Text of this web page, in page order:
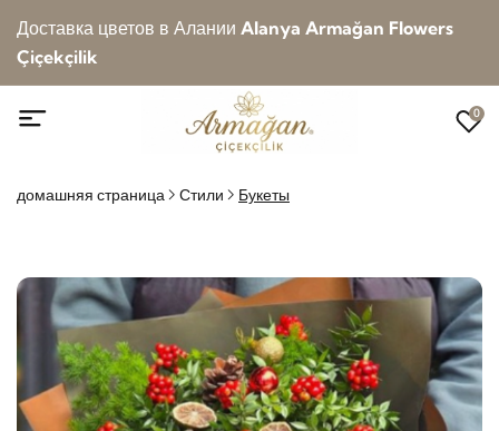
Доставка цветов в Алании Alanya Armağan Flowers
Çiçekçilik
0
домашняя страница Стили Букеты